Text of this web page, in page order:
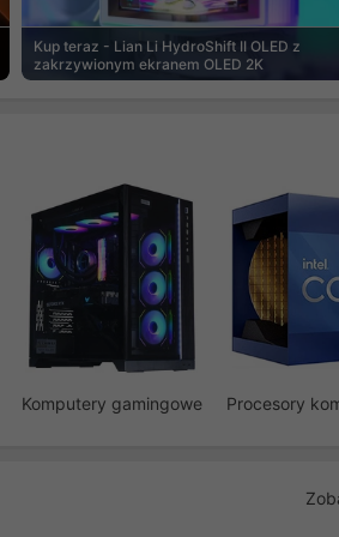
Kup teraz - Lian Li HydroShift II OLED z
zakrzywionym ekranem OLED 2K
Komputery gamingowe Procesory